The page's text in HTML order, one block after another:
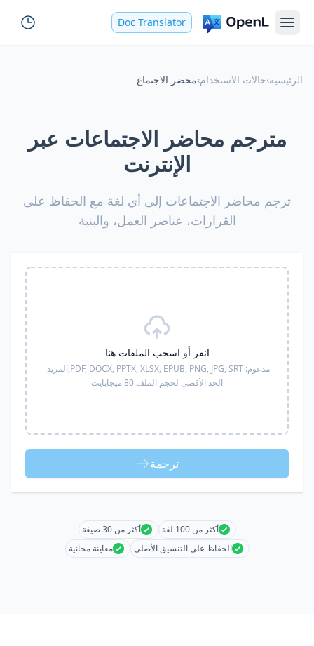
Doc Translator
الرئيسية›حالات الاستخدام›محضر الاجتماع
مترجم محاضر الاجتماعات عبر
الإنترنت
ترجم محاضر الاجتماعات إلى أي لغة مع الحفاظ على
القرارات، عناصر العمل، والبنية
انقر أو اسحب الملفات هنا
مدعوم: PDF, DOCX, PPTX, XLSX, EPUB, PNG, JPG, SRT, المزيد
الحد الأقصى لحجم الملف 80 ميجابايت
ترجمة
أكثر من 100 لغة
أكثر من 30 صيغة
الحفاظ على التنسيق الأصلي
معاينة مجانية